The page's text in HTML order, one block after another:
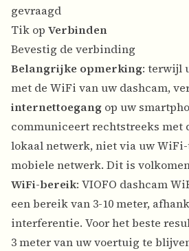
gevraagd
Tik op Verbinden
Bevestig de verbinding
Belangrijke opmerking: terwijl
met de WiFi van uw dashcam,
internettoegang op uw
communiceert rechtstreeks met
lokaal netwerk, niet via uw
mobiele netwerk. Dit is
WiFi-bereik: VIOFO dashcam
een bereik van 3-10 meter,
interferentie. Voor het beste
3 meter van uw voertuig te